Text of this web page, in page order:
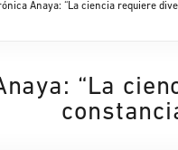
Anaya: “La ciencia requiere
“La